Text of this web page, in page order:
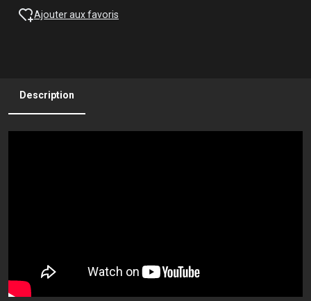
Ajouter aux favoris
Description